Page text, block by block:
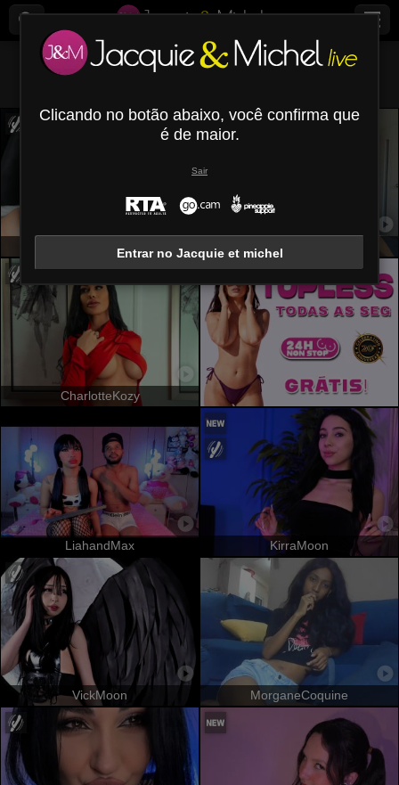
Todos ( 494)
MatureeDesiree MaryroseCastine
CharlotteKozy
LiahandMax KirraMoon
VickMoon MorganeCoquine
Clicando no botão abaixo, você confirma que
é de maior.
Sair
Entrar no Jacquie et michel